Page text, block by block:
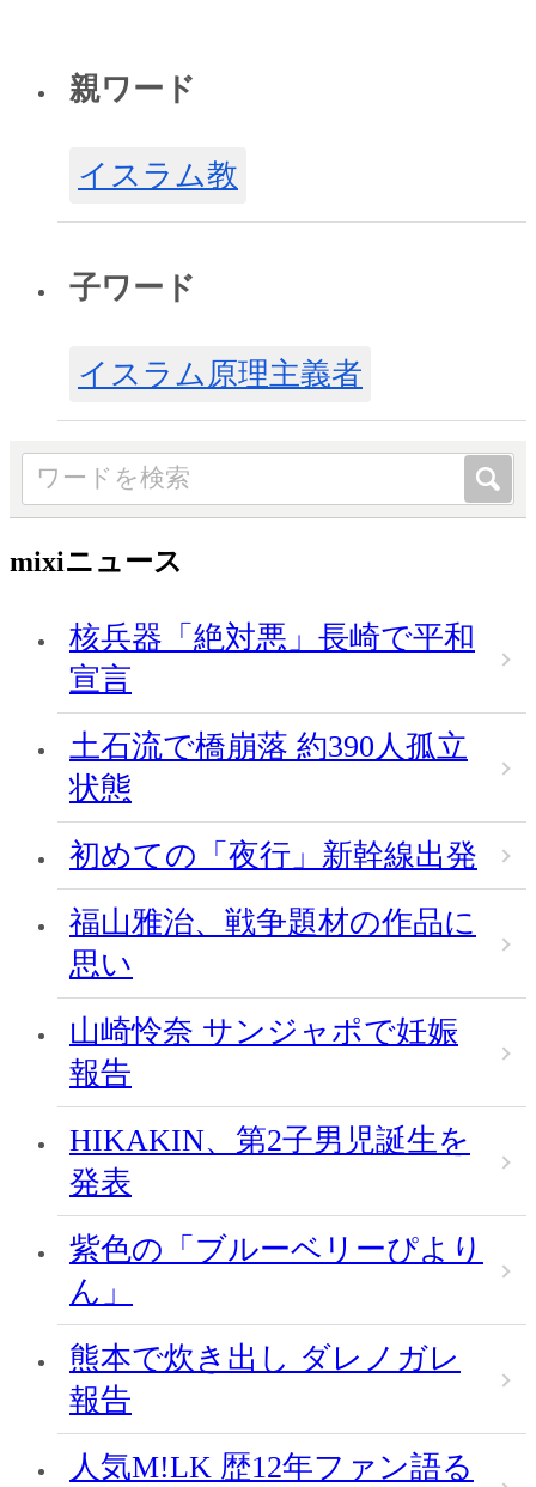
親ワード
イスラム教
子ワード
イスラム原理主義者
mixiニュース
核兵器「絶対悪」長崎で平和
宣言
土石流で橋崩落 約390人孤立
状態
初めての「夜行」新幹線出発
福山雅治、戦争題材の作品に
思い
山崎怜奈 サンジャポで妊娠
報告
HIKAKIN、第2子男児誕生を
発表
紫色の「ブルーベリーぴより
ん」
熊本で炊き出し ダレノガレ
報告
人気M!LK 歴12年ファン語る